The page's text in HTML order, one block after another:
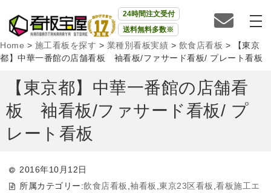
24時間注文受付
送料無料多数※
Home > 施工看板を探す > 業種別看板実績 > 飲食店看板 >
【東京
都】中華一番館の店舗看板 袖看板/ファサード看板/ プレート看板
【東京都】中華一番館の店舗看
板 袖看板/ファサード看板/ プ
レート看板
2016年10月12日
所属カテゴリー:飲食店看板 ,袖看板 ,東京23区看板 ,看板施工エ